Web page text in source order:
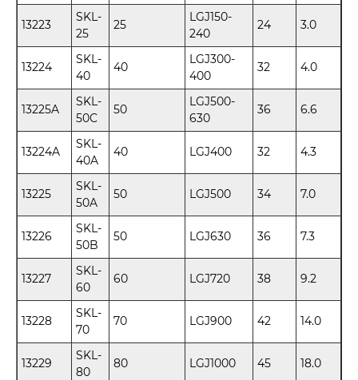
13223
SKL-
25
25
LGJ150-
240
24 3.0
13224
SKL-
40
40
LGJ300-
400
32 4.0
13225A
SKL-
50C
50
LGJ500-
630
36 6.6
13224A
SKL-
40A
40 LGJ400 32 4.3
13225
SKL-
50A
50 LGJ500 34 7.0
13226
SKL-
50B
50 LGJ630 36 7.3
13227
SKL-
60
60 LGJ720 38 9.2
13228
SKL-
70
70 LGJ900 42 14.0
13229
SKL-
80
80 LGJ1000 45 18.0